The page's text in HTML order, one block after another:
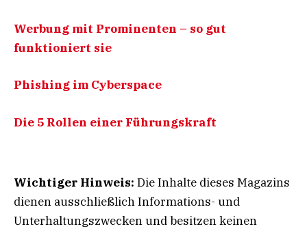
Werbung mit Prominenten – so gut
funktioniert sie
Phishing im Cyberspace
Die 5 Rollen einer Führungskraft
Wichtiger Hinweis: Die Inhalte dieses Magazins
dienen ausschließlich Informations- und
Unterhaltungszwecken und besitzen keinen